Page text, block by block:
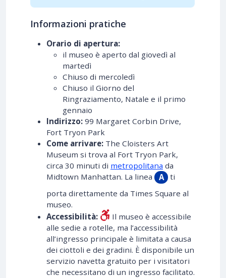
Informazioni pratiche
Orario di apertura:
il museo è aperto dal giovedì al
martedì
Chiuso di mercoledì
Chiuso il Giorno del
Ringraziamento, Natale e il primo
gennaio
Indirizzo: 99 Margaret Corbin Drive,
Fort Tryon Park
Come arrivare: The Cloisters Art
Museum si trova al Fort Tryon Park,
circa 30 minuti di metropolitana da
Midtown Manhattan. La linea
A
ti
porta direttamente da Times Square al
museo.
Accessibilità:
Il museo è accessibile
alle sedie a rotelle, ma l’accessibilità
all’ingresso principale è limitata a causa
dei ciottoli e dei gradini. È disponibile un
servizio navetta gratuito per i visitatori
che necessitano di un ingresso facilitato.